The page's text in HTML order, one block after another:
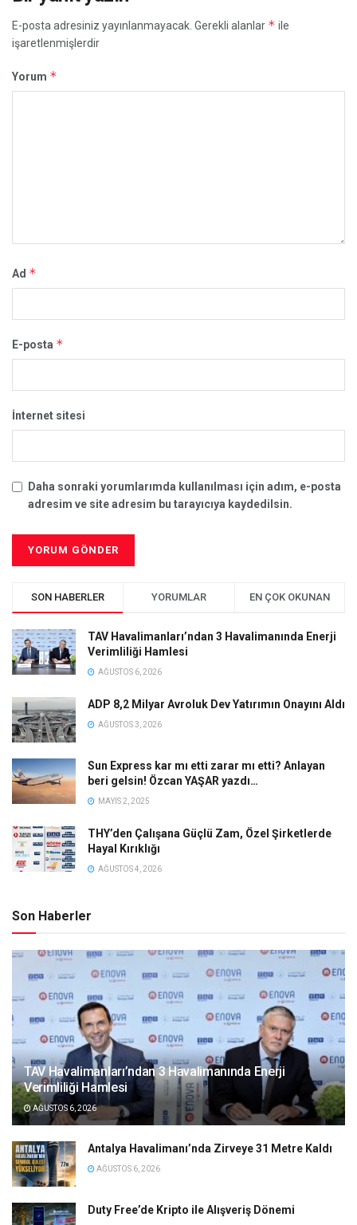
E-posta adresiniz yayınlanmayacak. Gerekli alanlar * ile
işaretlenmişlerdir
Yorum *
Ad *
E-posta *
İnternet sitesi
Daha sonraki yorumlarımda kullanılması için adım, e-posta
adresim ve site adresim bu tarayıcıya kaydedilsin.
SON HABERLER YORUMLAR EN ÇOK OKUNAN
TAV Havalimanları’ndan 3 Havalimanında Enerji
Verimliliği Hamlesi
AĞUSTOS 6, 2026
ADP 8,2 Milyar Avroluk Dev Yatırımın Onayını Aldı
AĞUSTOS 3, 2026
Sun Express kar mı etti zarar mı etti? Anlayan
beri gelsin! Özcan YAŞAR yazdı…
MAYIS 2, 2025
THY’den Çalışana Güçlü Zam, Özel Şirketlerde
Hayal Kırıklığı
AĞUSTOS 4, 2026
Son Haberler
TAV Havalimanları’ndan 3 Havalimanında Enerji
Verimliliği Hamlesi
AĞUSTOS 6, 2026
Antalya Havalimanı’nda Zirveye 31 Metre Kaldı
AĞUSTOS 6, 2026
Duty Free’de Kripto ile Alışveriş Dönemi